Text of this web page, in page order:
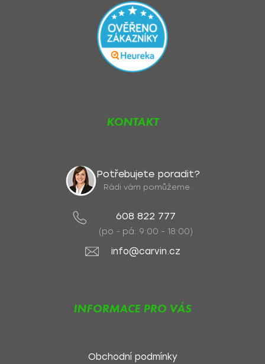
KONTAKT
Potřebujete poradit?
Rádi vám pomůžeme.
608 822 777
(po - pá: 9:00 - 18:00)
info@carvin.cz
INFORMACE PRO VÁS
Obchodní podmínky